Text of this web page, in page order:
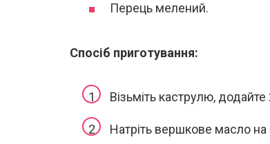
Перець мелений.
Спосіб приготування:
Візьміть каструлю,
Натріть вершкове масло на